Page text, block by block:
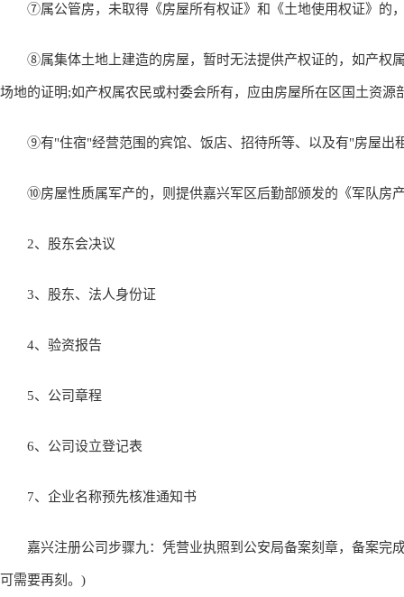
⑦属公管房，未取得《房屋所有权证》和《土地使用权证》的，
⑧属集体土地上建造的房屋，暂时无法提供产权证的，如产权
场地的证明;如产权属农民或村委会所有，应由房屋所在区国土资
⑨有"住宿"经营范围的宾馆、饭店、招待所等、以及有"房屋出
⑩房屋性质属军产的，则提供嘉兴军区后勤部颁发的《军队房
2、股东会决议
3、股东、法人身份证
4、验资报告
5、公司章程
6、公司设立登记表
7、企业名称预先核准通知书
嘉兴注册公司步骤九：凭营业执照到公安局备案刻章，备案完
可需要再刻。)